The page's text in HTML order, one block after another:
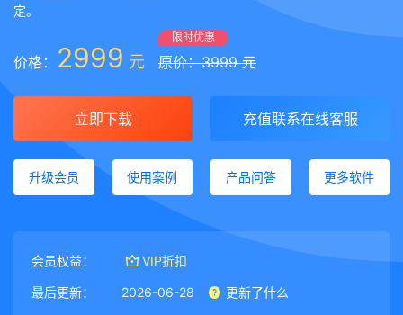
定。
价格： 2999 元
限时优惠
原价：3999 元
立即下载 充值联系在线客服
升级会员 使用案例 产品问答 更多软件
会员权益： VIP折扣
最后更新： 2026-06-28 更新了什么